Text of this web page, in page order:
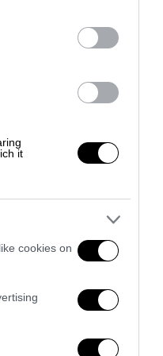
it
cookies on
Κεντρικό
Ώρα
Φωτιά στη
φλόγες και